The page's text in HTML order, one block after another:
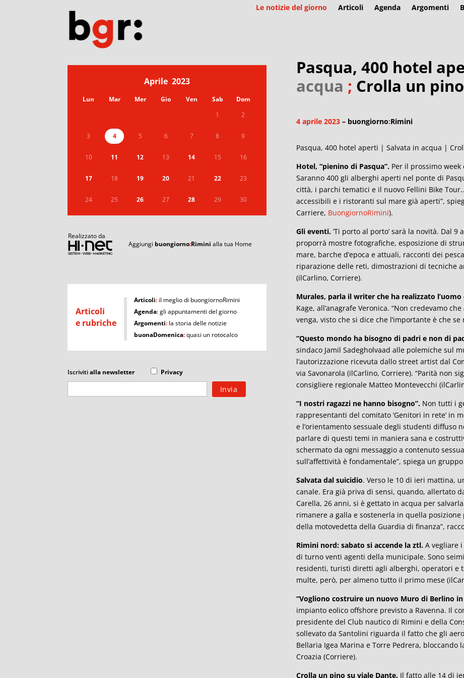
Le notizie del giorno Articoli Agenda Argomenti
Aprile 2023
Lun Mar Mer Gio Ven Sab
Dom
1
2
3 4 5 6 7 8 9
10 11 12 13 14 15 16
17 18 19 20 21 22 23
24 25 26 27 28 29 30
Realizzato da
Aggiungi buongiorno:Riminialla tua Home
Articoli
e rubriche
I Articoli: il meglio di buongiornoRimini
Agenda:gli appuntamenti del giorno
Argomenti: la storia delle notizie
buonaDomenica:quasi un rotocalco
Iscrivitialla newsletter Privacy
Pasqua, 400 hotel
acqua ; Crolla un
4 aprile 2023 – buongiorno:Rimini
Pasqua, 400 hotel aperti | Salvata in acqua |
Hotel, “pienino di Pasqua”. Per il prossimo
Saranno 400 gli alberghi aperti nel ponte di
città, i parchi tematici e il nuovo Fellini Bike
accessibili e i ristoranti sul mare già aperti”,
Carriere, BuongiornoRimini).
Gli eventi.‘Ti porto al porto’ sarà la novità. Dal
proporrà mostre fotografiche, esposizione di
mare, barche d’epoca e attuali, racconti dei
riparazione delle reti, dimostrazioni di tecniche
(ilCarlino, Corriere).
Murales, parla il writer che ha realizzato
Kage, all’anagrafe Veronica. “Non credevamo
venga, visto che si dice che l’importante è che
“Questo mondo ha bisogno di padri e non di
sindaco Jamil Sadegholvaad alle polemiche sul
l’autorizzazione ricevuta dallo street artist dal
via Savonarola (ilCarlino, Corriere). “Parità non
consigliere regionale Matteo Montevecchi
“I nostri ragazzi ne hanno bisogno”. Non tutti i
rappresentanti del comitato ‘Genitori in rete’ in
e l’orientamento sessuale degli studenti diffuso
parlare di questi temi in maniera sana e
schermato da ogni messaggio a contenuto
sull’affettività è fondamentale”, spiega un
Salvata dal suicidio. Verso le 10 di ieri mattina,
canale. Era già priva di sensi, quando, allertato
Carella, 26 anni, si è gettato in acqua per
rimanere a galla e sostenerla in quella
della motovedetta della Guardia di finanza”,
Rimini nord: sabato si accende la ztl. A vegliare
di turno venti agenti della municipale. Sono
residenti, turisti diretti agli alberghi, operatori e
multe, però, per almeno tutto il primo mese
“Vogliono costruire un nuovo Muro di Berlino in
impianto eolico offshore previsto a Ravenna. Il
presidente del Club nautico di Rimini e della
sollevato da Santolini riguarda il fatto che gli
Bellaria Igea Marina e Torre Pedrera, bloccando
Croazia (Corriere).
Crolla un pino su viale Dante. Il fatto alle 14 di